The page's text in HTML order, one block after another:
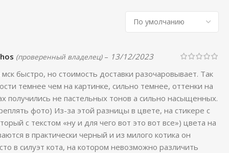
(проверенный владелец) – 13/12/2023
быстро, но стоимость доставки разочаровывает. Так
темнее чем на картинке, сильно темнее, оттенки на
получились не пастельных тонов а сильно насыщенных.
фото) Из-за этой разницы в цвете, на стикере с
с текстом «ну и для чего вот это вот все») цвета на
в практически черный и из милого котика он
в силуэт кота, на котором невозможно различить